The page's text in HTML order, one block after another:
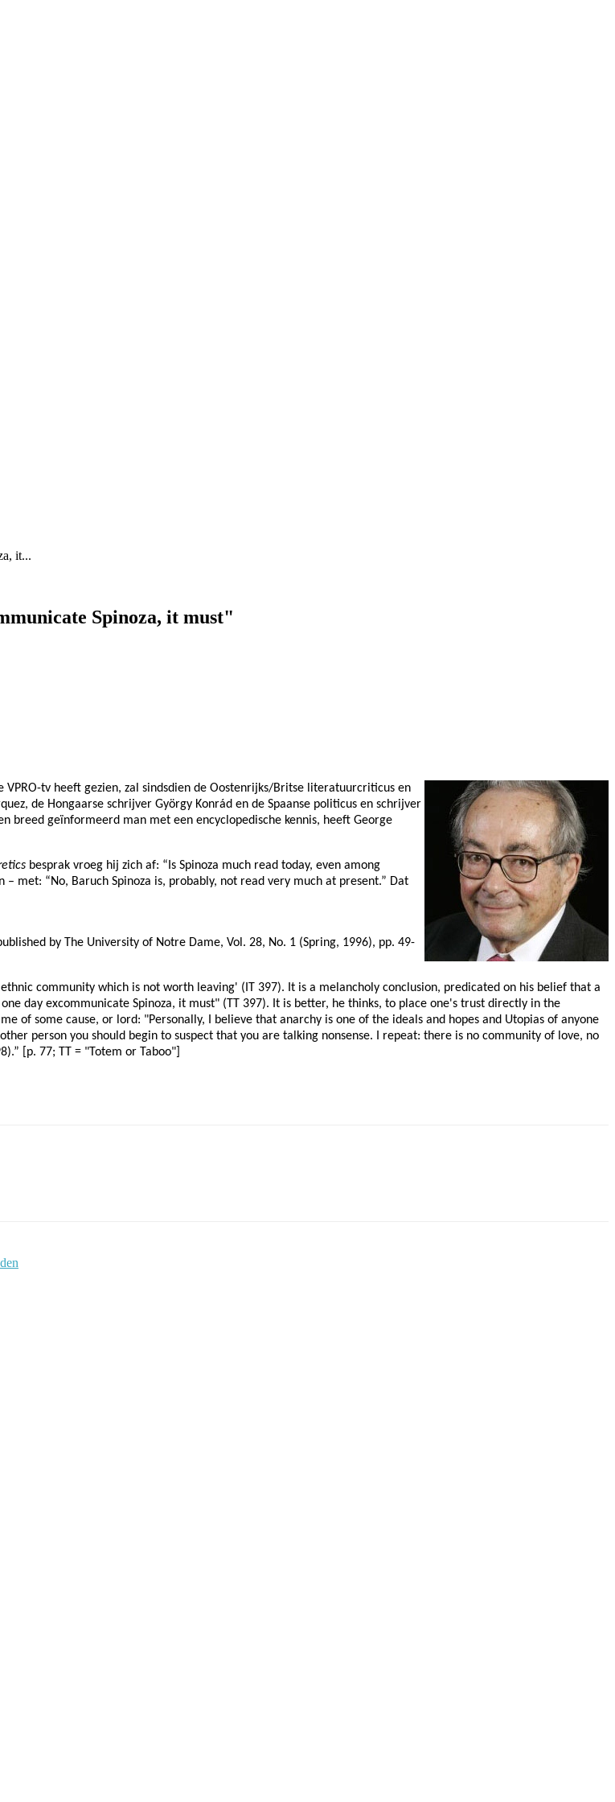
it...
Spinoza, it must"
VPRO-tv heeft gezien, zal sindsdien de Oostenrijks/Britse literatuurcriticus en
de Hongaarse schrijver György Konrád en de Spaanse politicus en schrijver
breed geïnformeerd man met een encyclopedische kennis, heeft George
besprak vroeg hij zich af: “Is Spinoza much read today, even among
met: “No, Baruch Spinoza is, probably, not read very much at present.” Dat
by The University of Notre Dame, Vol. 28, No. 1 (Spring, 1996), pp. 49-
community which is not worth leaving' (IT 397). It is a melancholy conclusion, predicated on his belief that a
day excommunicate Spinoza, it must" (TT 397). It is better, he thinks, to place one's trust directly in the
of some cause, or lord: "Personally, I believe that anarchy is one of the ideals and hopes and Utopias of anyone
person you should begin to suspect that you are talking nonsense. I repeat: there is no community of love, no
[p. 77; TT = "Totem or Taboo"]